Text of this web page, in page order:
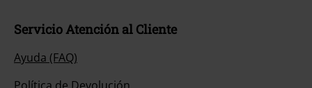
Servicio Atención al Cliente
Ayuda (FAQ)